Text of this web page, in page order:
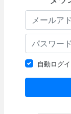
自動ログ